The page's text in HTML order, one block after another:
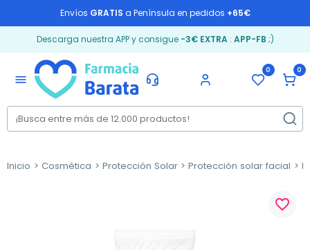
Envíos GRATIS a Península en pedidos +65€
Descarga nuestra APP y consigue -3€ EXTRA: APP-FB ;)
menu
0 0
Inicio Cosmética Protección Solar Protección solar facial
favorite_border